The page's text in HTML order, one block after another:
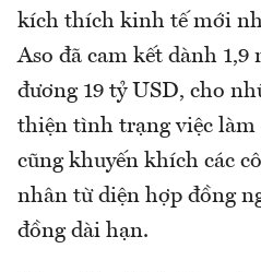
kích thích kinh tế mới
Aso đã cam kết dành
đương 19 tỷ USD, cho
thiện tình trạng việc làm
cũng khuyến khích các
nhân từ diện hợp đồng
đồng dài hạn.